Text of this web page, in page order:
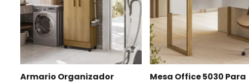
Armario Organizador
Mesa Office 5030 Para